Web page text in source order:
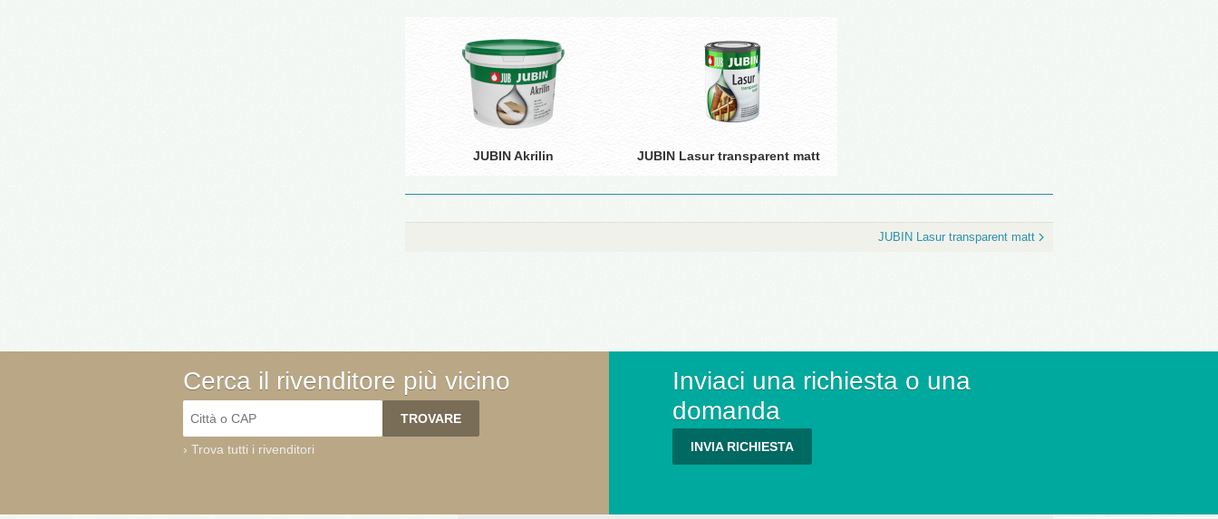
JUBIN Akrilin JUBIN Lasur transparent matt
JUBIN Lasur transparent matt
Cerca il rivenditore più vicino
› Trova tutti i rivenditori
Inviaci una richiesta o una
domanda
INVIA RICHIESTA